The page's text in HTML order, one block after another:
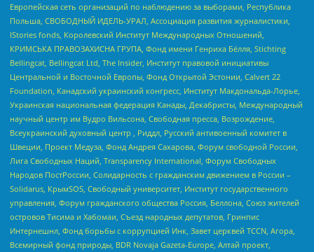
Европейская сеть организаций по наблюдению за выборами, Республика
Польша, СВОБОДНЫЙ ИДЕЛЬ-УРАЛ, Ассоциация развития журналистики,
IStories fonds, Королевский Институт Международных Отношений,
КРИМСЬКА ПРАВОЗАХИСНА ГРУПА, Фонд имени Генриха Бёлля, Stichting
Bellingcat, Bellingcat Ltd, The Insider, Институт правовой инициативы
Центральной и Восточной Европы, Фонд Открытой Эстонии, Calvert 22
Foundation, Канадский украинский конгресс, Институт Макдональда-Лорье,
Украинская национальная федерация Канады, Декабристы, Международный
научный центр им Вудро Вильсона, Свободная пресса, Возрождение,
Всеукраинский духовный центр , Риддл, Русский антивоенный комитет в
Швеции, Проект Медуза, Фонд Андрея Сахарова, Форум свободной России,
Лига Свободных Наций, Transparеncy International, Форум Свободных
Народов ПостРоссии, Солидарность с гражданским движением в России –
Solidarus, КрымSOS, Свободный университет, Институт государственного
управления, Форум гражданского общества Россия, Беллона, Союз жителей
островов Тисима и Хабомаи, Съезд народных депутатов, Гринпис
Интернешнл, Фонд борьбы с коррупцией Инк, Завет церквей TCCN, Агора,
Всемирный фонд природы, BDR Novaja Gazeta-Europe, Алтай проект,